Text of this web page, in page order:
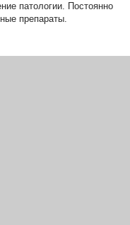
патологии. Постоянно
препараты.